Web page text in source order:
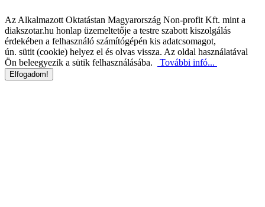
Az Alkalmazott Oktatástan Magyarország Non-profit Kft. mint a
diakszotar.hu honlap üzemeltetője a testre szabott kiszolgálás
érdekében a felhasználó számítógépén kis adatcsomagot,
ún. sütit (cookie) helyez el és olvas vissza. Az oldal használatával
Ön beleegyezik a sütik felhasználásába.
További infó...
Elfogadom!